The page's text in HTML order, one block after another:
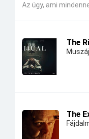
Az ügy, ami
The
The